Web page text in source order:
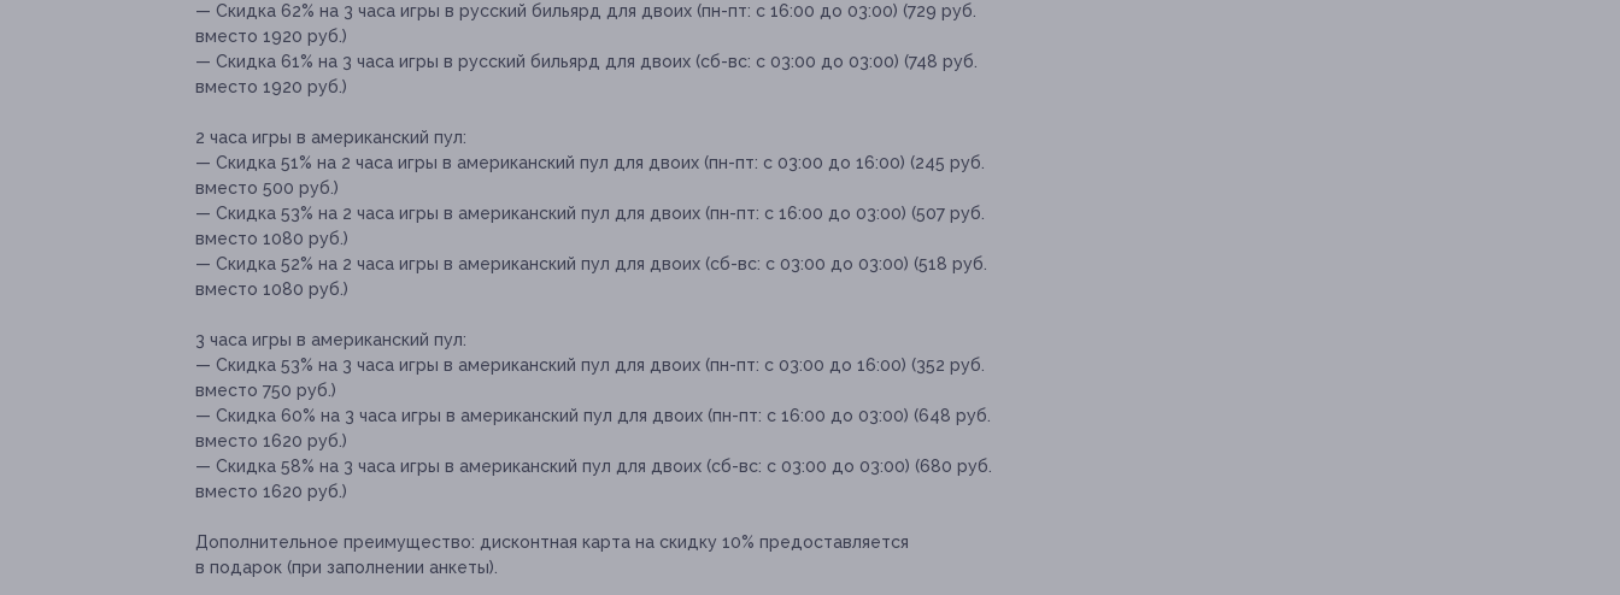
— Скидка 62% на 3 часа игры в русский бильярд для двоих (пн-пт: с 16:00 до 03:00) (729 руб.
вместо 1920 руб.)
— Скидка 61% на 3 часа игры в русский бильярд для двоих (сб-вс: с 03:00 до 03:00) (748 руб.
вместо 1920 руб.)
2 часа игры в американский пул:
— Скидка 51% на 2 часа игры в американский пул для двоих (пн-пт: с 03:00 до 16:00) (245 руб.
вместо 500 руб.)
— Скидка 53% на 2 часа игры в американский пул для двоих (пн-пт: с 16:00 до 03:00) (507 руб.
вместо 1080 руб.)
— Скидка 52% на 2 часа игры в американский пул для двоих (сб-вс: с 03:00 до 03:00) (518 руб.
вместо 1080 руб.)
3 часа игры в американский пул:
— Скидка 53% на 3 часа игры в американский пул для двоих (пн-пт: с 03:00 до 16:00) (352 руб.
вместо 750 руб.)
— Скидка 60% на 3 часа игры в американский пул для двоих (пн-пт: с 16:00 до 03:00) (648 руб.
вместо 1620 руб.)
— Скидка 58% на 3 часа игры в американский пул для двоих (сб-вс: с 03:00 до 03:00) (680 руб.
вместо 1620 руб.)
Дополнительное преимущество: дисконтная карта на скидку 10% предоставляется
в подарок (при заполнении анкеты).